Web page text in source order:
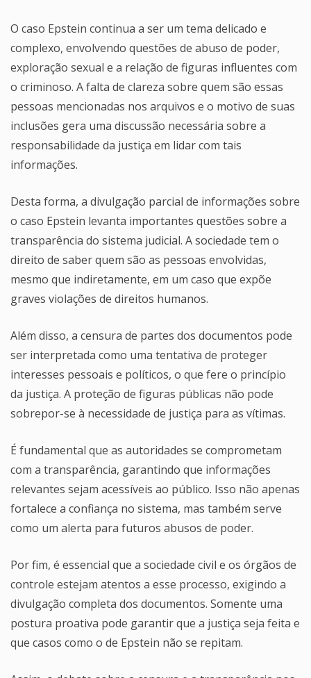
O caso Epstein continua a ser um tema delicado e
complexo, envolvendo questões de abuso de poder,
exploração sexual e a relação de figuras influentes com
o criminoso. A falta de clareza sobre quem são essas
pessoas mencionadas nos arquivos e o motivo de suas
inclusões gera uma discussão necessária sobre a
responsabilidade da justiça em lidar com tais
informações.
Desta forma, a divulgação parcial de informações sobre
o caso Epstein levanta importantes questões sobre a
transparência do sistema judicial. A sociedade tem o
direito de saber quem são as pessoas envolvidas,
mesmo que indiretamente, em um caso que expõe
graves violações de direitos humanos.
Além disso, a censura de partes dos documentos pode
ser interpretada como uma tentativa de proteger
interesses pessoais e políticos, o que fere o princípio
da justiça. A proteção de figuras públicas não pode
sobrepor-se à necessidade de justiça para as vítimas.
É fundamental que as autoridades se comprometam
com a transparência, garantindo que informações
relevantes sejam acessíveis ao público. Isso não apenas
fortalece a confiança no sistema, mas também serve
como um alerta para futuros abusos de poder.
Por fim, é essencial que a sociedade civil e os órgãos de
controle estejam atentos a esse processo, exigindo a
divulgação completa dos documentos. Somente uma
postura proativa pode garantir que a justiça seja feita e
que casos como o de Epstein não se repitam.